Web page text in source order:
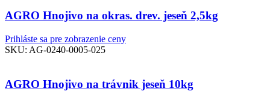
AGRO Hnojivo na okras. drev. jeseň 2,5kg
Prihláste sa pre zobrazenie ceny
SKU: AG-0240-0005-025
AGRO Hnojivo na trávnik jeseň 10kg